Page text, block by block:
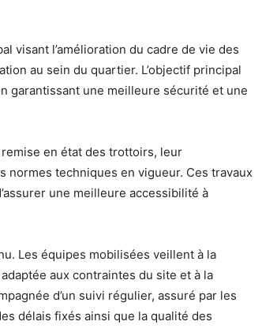
visant l’amélioration du cadre de vie des
au sein du quartier. L’objectif principal
garantissant une meilleure sécurité et une
en état des trottoirs, leur
techniques en vigueur. Ces travaux
une meilleure accessibilité à
Les équipes mobilisées veillent à la
aux contraintes du site et à la
d’un suivi régulier, assuré par les
délais fixés ainsi que la qualité des